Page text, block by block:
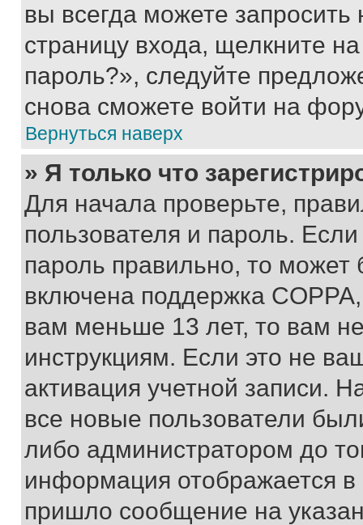
вы всегда можете
страницу входа, щелкните
пароль?», следуйте
снова сможете войти на
Вернуться наверх
» Я только что
Для начала проверьте,
пользователя и пароль.
пароль правильно, то может
включена поддержка
вам меньше 13 лет, то вам
инструкциям. Если это не
активация учетной записи.
все новые пользователи
либо администратором до
информация отображается
пришло сообщение на